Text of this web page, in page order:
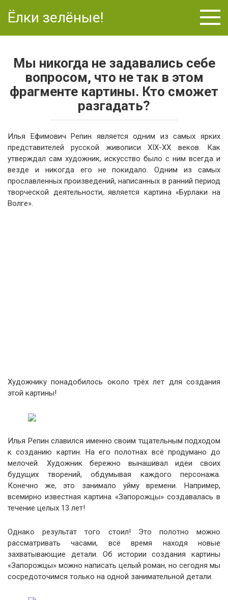
Ёлки зелёные!
Мы никогда не задавались себе
вопросом, что не так в этом
фрагменте картины. Кто сможет
разгадать?
Илья Ефимович Репин является одним из самых ярких
представителей русской живописи XIX-XX веков. Как
утверждал сам художник, искусство было с ним всегда и
везде и никогда его не покидало. Одним из самых
прославленных произведений, написанных в ранний период
творческой деятельности, является картина «Бурлаки на
Волге».
Художнику понадобилось около трёх лет для создания
этой картины!
Илья Репин славился именно своим тщательным подходом
к созданию картин. На его полотнах всё продумано до
мелочей. Художник бережно вынашивал идеи своих
будущих творений, обдумывая каждого персонажа.
Конечно же, это занимало уйму времени. Например,
всемирно известная картина «Запорожцы» создавалась в
течение целых 13 лет!
Однако результат того стоил! Это полотно можно
рассматривать часами, всё время находя новые
захватывающие детали. Об истории создания картины
«Запорожцы» можно написать целый роман, но сегодня мы
сосредоточимся только на одной занимательной детали.